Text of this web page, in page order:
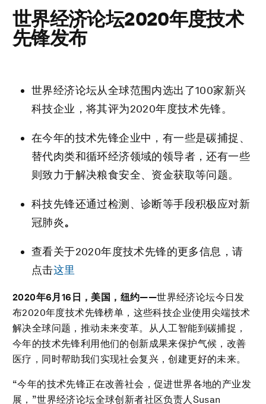
世界经济论坛2020年度技术
先锋发布
世界经济论坛从全球范围内选出了100家新兴
科技企业，将其评为2020年度技术先锋。
在今年的技术先锋企业中，有一些是碳捕捉、
替代肉类和循环经济领域的领导者，还有一些
则致力于解决粮食安全、资金获取等问题。
科技先锋还通过检测、诊断等手段积极应对新
冠肺炎。
查看关于2020年度技术先锋的更多信息，请
点击这里
2020年6月 16 日，美国，纽约——世界经济论坛今日发
布2020年度技术先锋榜单，这些科技企业使用尖端技术
解决全球问题，推动未来变革。从人工智能到碳捕捉，
今年的技术先锋利用他们的创新成果来保护气候，改善
医疗，同时帮助我们实现社会复兴，创建更好的未来。
“今年的技术先锋正在改善社会，促进世界各地的产业发
展，”世界经济论坛全球创新者社区负责人Susan